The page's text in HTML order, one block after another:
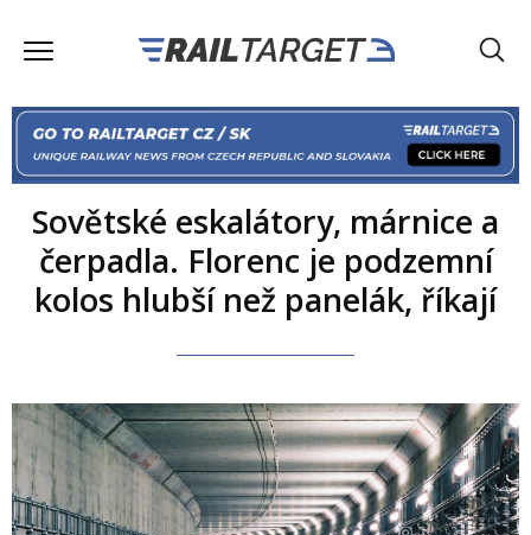
Sovětské eskalátory, márnice a
čerpadla. Florenc je podzemní
kolos hlubší než panelák, říkají